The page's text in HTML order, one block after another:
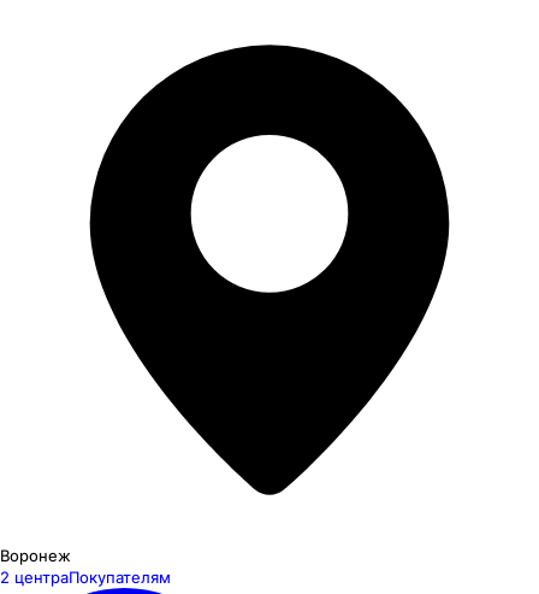
Воронеж
2 центраПокупателям